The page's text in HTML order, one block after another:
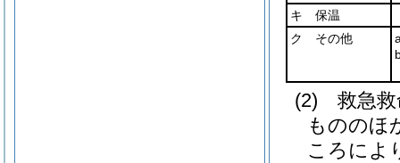
キ 保温
ク その他
(2) 救急救
もののほ
ころによ